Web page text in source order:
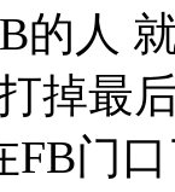
的人
掉最
FB门